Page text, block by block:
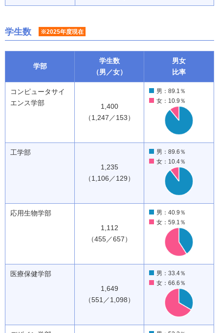
学生数 ※2025年度現在
学部
学生数
（男／女）
男女
比率
コンピュータサイ
エンス学部
1,400
（1,247／153）
男：89.1％
女：10.9％
工学部
1,235
（1,106／129）
男：89.6％
女：10.4％
応用生物学部
1,112
（455／657）
男：40.9％
女：59.1％
医療保健学部
1,649
（551／1,098）
男：33.4％
女：66.6％